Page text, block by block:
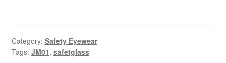
Category: Safety Eyewear
Tags: JM01, safetglass